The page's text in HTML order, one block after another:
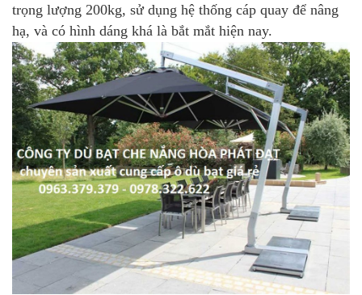
trọng lượng 200kg, sử dụng hệ thống cáp quay để nâng
hạ, và có hình dáng khá là bắt mắt hiện nay.